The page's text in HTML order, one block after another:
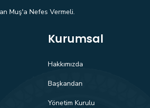
Muş'a Nefes Vermeli.
Kurumsal
Hakkımızda
Başkandan
Yönetim Kurulu